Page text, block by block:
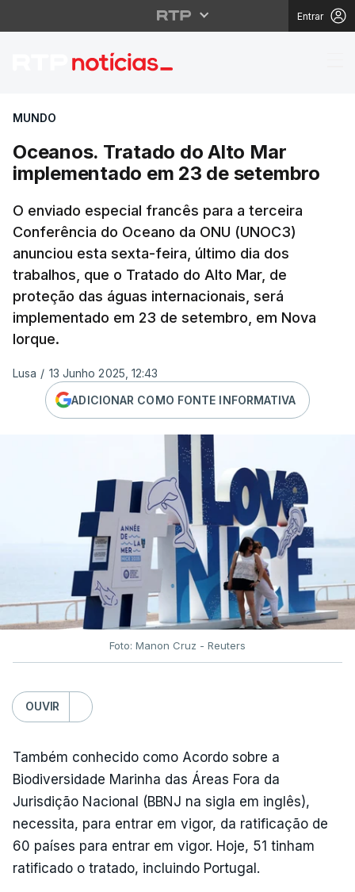
Entrar
Oceanos. Tratado do
MUNDO
Oceanos. Tratado do Alto Mar
implementado em 23 de setembro
O enviado especial francês para a terceira
Conferência do Oceano da ONU (UNOC3)
anunciou esta sexta-feira, último dia dos
trabalhos, que o Tratado do Alto Mar, de
proteção das águas internacionais, será
implementado em 23 de setembro, em Nova
Iorque.
Lusa / 13 Junho 2025, 12:43
ADICIONAR COMO FONTE INFORMATIVA
Foto: Manon Cruz - Reuters
OUVIR
Também conhecido como Acordo sobre a
Biodiversidade Marinha das Áreas Fora da
Jurisdição Nacional (BBNJ na sigla em inglês),
necessita, para entrar em vigor, da ratificação de
60 países para entrar em vigor. Hoje, 51 tinham
ratificado o tratado, incluindo Portugal.